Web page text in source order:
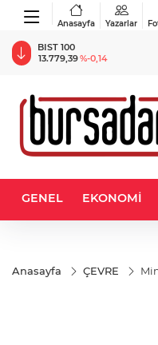
Anasayfa Yazarlar
BIST 100
13.779,39%-0,14
GENEL EKONOMİ
Anasayfa ÇEVRE